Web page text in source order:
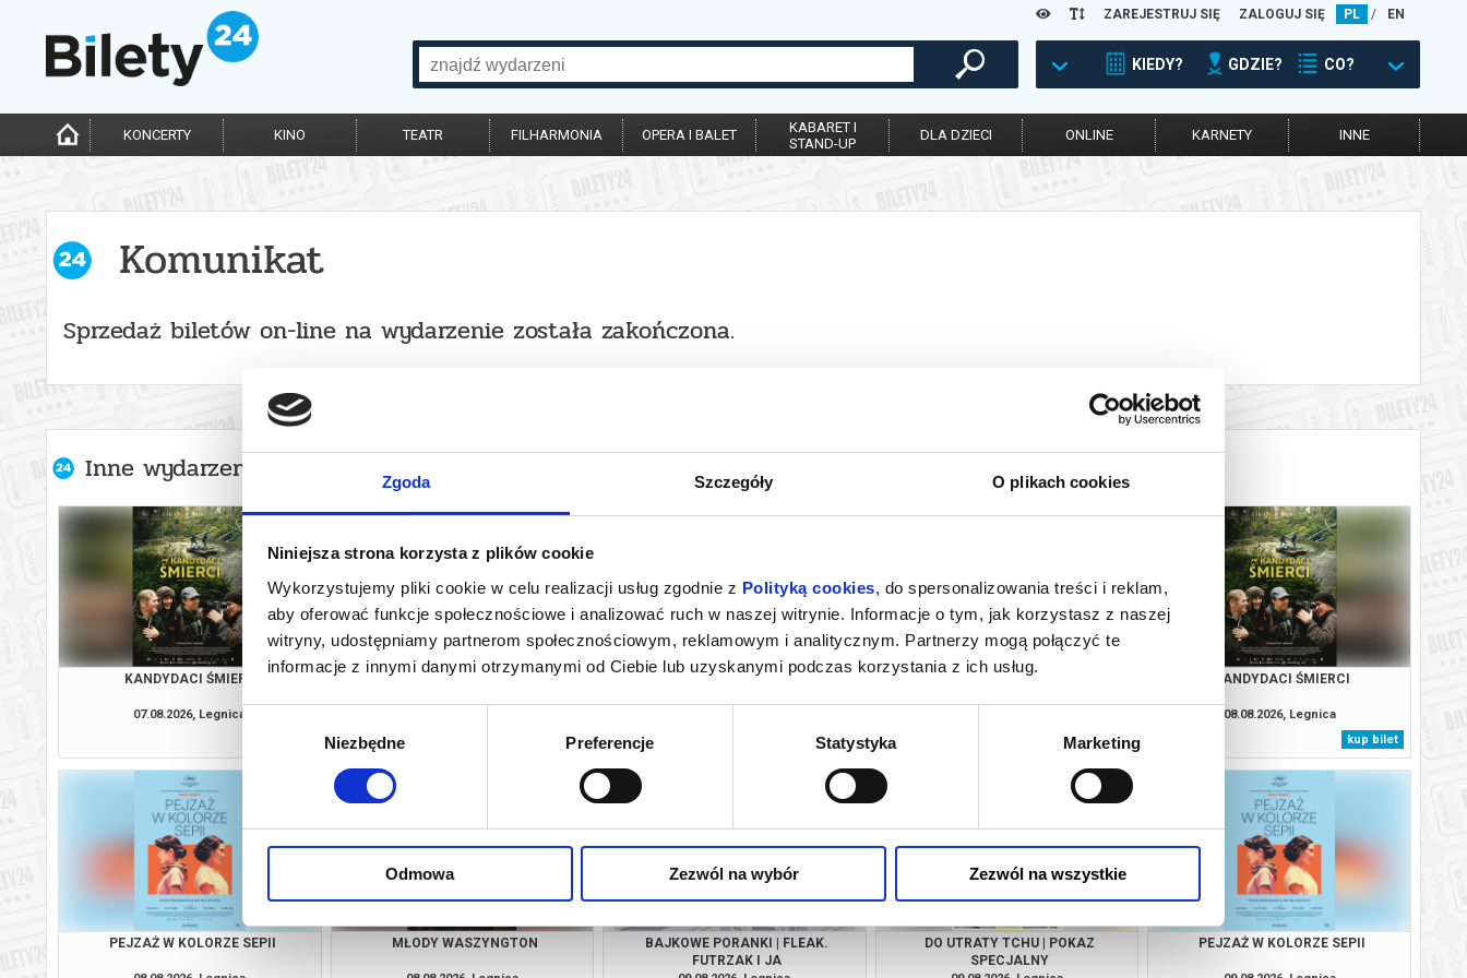
Zgoda Szczegóły O plikach cookies
Niniejsza strona korzysta z plików cookie
Wykorzystujemy pliki cookie w celu realizacji usług zgodnie z Polityką cookies, do spersonalizowania treści i reklam,
aby oferować funkcje społecznościowe i analizować ruch w naszej witrynie. Informacje o tym, jak korzystasz z naszej
witryny, udostępniamy partnerom społecznościowym, reklamowym i analitycznym. Partnerzy mogą połączyć te
informacje z innymi danymi otrzymanymi od Ciebie lub uzyskanymi podczas korzystania z ich usług.
Wybór
Niezbędne Preferencje Statystyka Marketing
Odmowa Zezwól na wybór Zezwól na wszystkie
ZAREJESTRUJ SIĘ ZALOGUJ SIĘ PL / EN
KIEDY? GDZIE? CO?
KONCERTY KINO TEATR FILHARMONIA OPERA I BALET
KABARET I
STAND-UP
DLA DZIECI ONLINE KARNETY INNE
Komunikat
Sprzedaż biletów on-line na wydarzenie została zakończona.
Inne wydarzenia organizatora
KANDYDACI ŚMIERCI
07.08.2026, Legnica
PEJZAŻ W KOLORZE SEPII
kup bilet
MŁODY WASZYNGTON
kup bilet
BAJKOWE PORANKI | NIESAMOWITE
info
KANDYDACI ŚMIERCI
08.08.2026, Legnica
kup bilet
PEJZAŻ W KOLORZE SEPII MŁODY WASZYNGTON
BAJKOWE PORANKI | FLEAK.
FUTRZAK I JA
DO UTRATY TCHU | POKAZ
SPECJALNY
PEJZAŻ W KOLORZE SEPII